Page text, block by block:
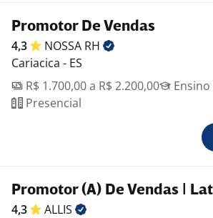
Promotor De Vendas
4,3 NOSSA RH
Cariacica - ES
R$ 1.700,00 a R$ 2.200,00
Ensino
Presencial
Promotor (A) De Vendas |
4,3
ALLIS